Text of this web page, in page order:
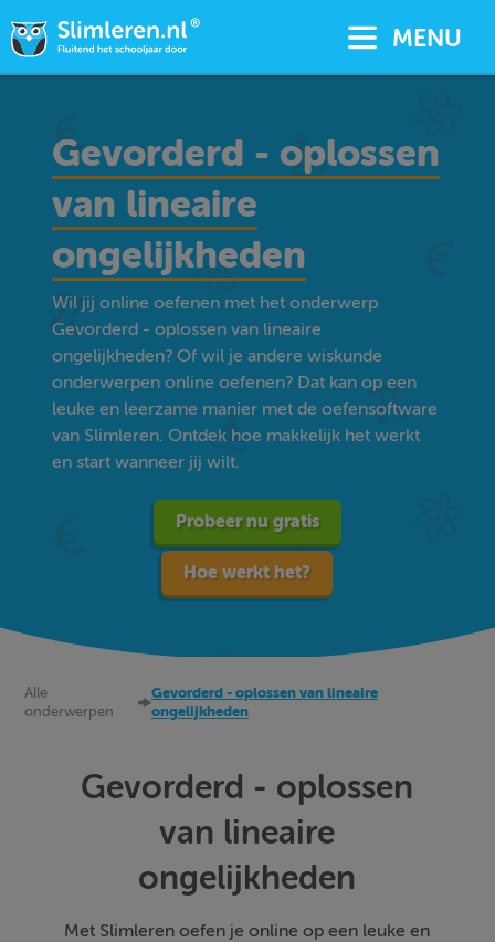
MENU
Gevorderd - oplossen
van lineaire
ongelijkheden
Wil jij online oefenen met het onderwerp
Gevorderd - oplossen van lineaire
ongelijkheden? Of wil je andere wiskunde
onderwerpen online oefenen? Dat kan op een
leuke en leerzame manier met de oefensoftware
van Slimleren. Ontdek hoe makkelijk het werkt
en start wanneer jij wilt.
Probeer nu gratis
Hoe werkt het?
Alle
onderwerpen
Gevorderd - oplossen van lineaire
ongelijkheden
Gevorderd - oplossen
van lineaire
ongelijkheden
Met Slimleren oefen je online op een leuke en